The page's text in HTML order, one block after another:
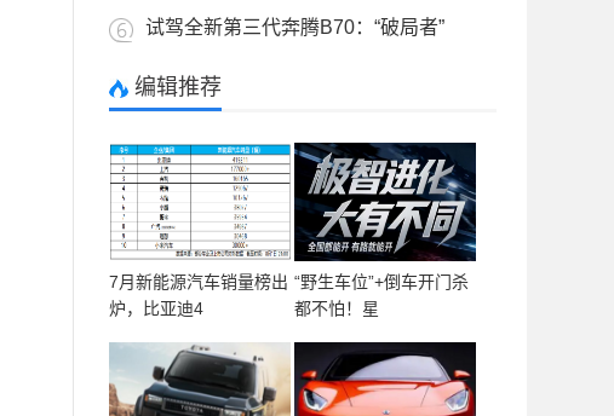
试驾全新第三代奔腾B70：“破局者”
编辑推荐
7月新能源汽车销量榜出
炉，比亚迪4
“野生车位”+倒车开门杀
都不怕！星